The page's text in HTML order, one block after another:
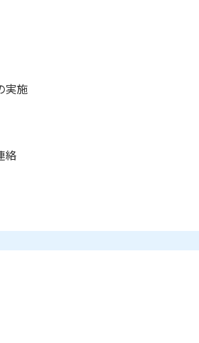
実施
絡